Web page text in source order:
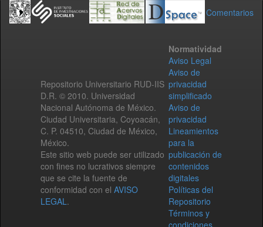
Comentarios
Repositorio Universitario RUD-IIS
D.R. © 2010. Universidad
Nacional Autónoma de México.
Ciudad Universitaria, Coyoacán,
C. P. 04510, Ciudad de México,
México.
Este sitio web puede ser utilizado
con fines no lucrativos siempre
que se cite la fuente de
conformidad con el AVISO
LEGAL.
Normatividad
Aviso Legal
Aviso de
privacidad
simplificado
Aviso de
privacidad
Lineamientos
para la
publicación de
contenidos
digitales
Políticas del
Repositorio
Términos y
condiciones